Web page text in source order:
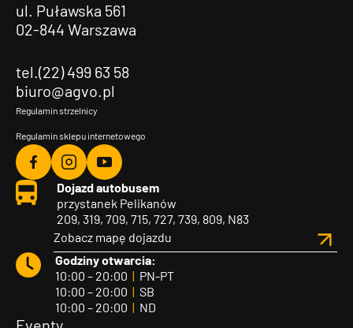
ul. Puławska 561
02-844 Warszawa
tel.(22) 499 63 58
biuro@agvo.pl
Regulamin strzelnicy
Regulamin sklepu internetowego
Agvo
Facebook
Agvo
Instagram
Agvo
YouTube
Dojazd autobusem
przystanek Pelikanów
209, 319, 709, 715, 727, 739, 809, N83
Zobacz mapę dojazdu
Godziny otwarcia:
10:00 – 20:00 | PN-PT
10:00 – 20:00 | SB
10:00 – 20:00 | ND